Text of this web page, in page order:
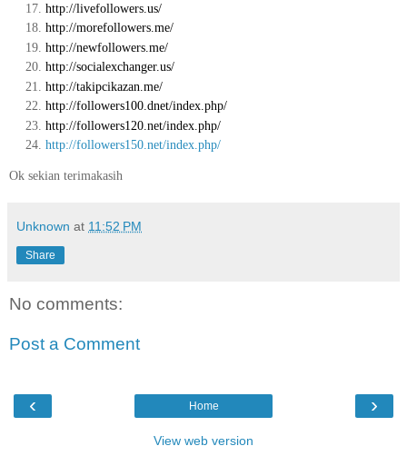
http://livefollowers.us/
http://morefollowers.me/
http://newfollowers.me/
http://socialexchanger.us/
http://takipcikazan.me/
http://followers100.dnet/index.php/
http://followers120.net/index.php/
http://followers150.net/index.php/
Ok sekian terimakasih
Unknown at 11:52 PM
Share
No comments:
Post a Comment
‹ ›
Home
View web version